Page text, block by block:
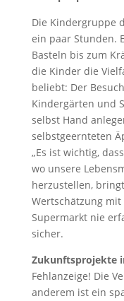
Die Kindergruppe
ein paar Stunden.
Basteln bis zum
die Kinder die
beliebt: Der
Kindergärten und
selbst Hand
selbstgeernteten
„Es ist wichtig,
wo unsere
herzustellen,
Wertschätzung
Supermarkt nie
sicher.
Zukunftsprojekte
Fehlanzeige! Die
anderem ist ein